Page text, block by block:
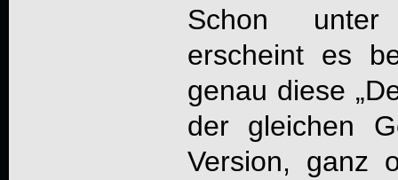
Schon unter
erscheint es
genau diese „
der gleichen
Version, ganz